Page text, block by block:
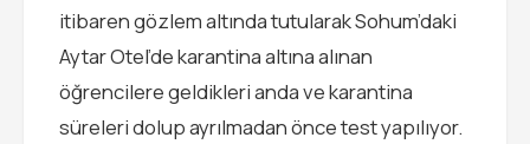
itibaren gözlem altında tutularak Sohum’daki
Aytar Otel’de karantina altına alınan
öğrencilere geldikleri anda ve karantina
süreleri dolup ayrılmadan önce test yapılıyor.